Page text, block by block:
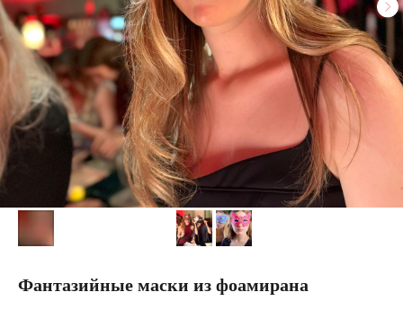
Фантазийные маски из фоамирана